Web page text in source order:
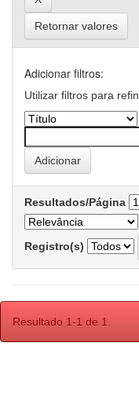
Retornar valores
Adicionar filtros:
Utilizar filtros para
Resultados/Página
Registro(s)
Resultado 1-1 de 1.